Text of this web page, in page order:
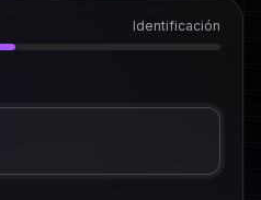
Identificación